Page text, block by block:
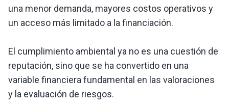
una menor demanda, mayores costos operativos y
un acceso más limitado a la financiación.
El cumplimiento ambiental ya no es una cuestión de
reputación, sino que se ha convertido en una
variable financiera fundamental en las valoraciones
y la evaluación de riesgos.